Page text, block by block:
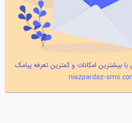
بیشترین امکانات و کمترین تعرفه پیامک
niazpardaz-